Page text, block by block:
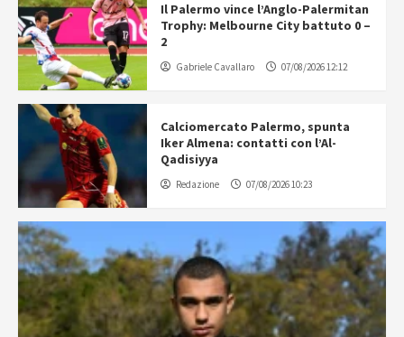
Il Palermo vince l’Anglo-Palermitan
Trophy: Melbourne City battuto 0 –
2
Gabriele Cavallaro 07/08/2026 12:12
Calciomercato Palermo, spunta
Iker Almena: contatti con l’Al-
Qadisiyya
Redazione 07/08/2026 10:23